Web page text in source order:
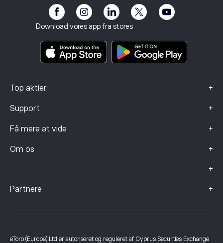
Download vores app fra stores
Top aktier +
Support +
Få mere at vide +
Om os +
Impressum
+
Risikooplysning
Vilkår og betingelser
Nøgleinformationsdokumenter
Data om klager (FCA-kunder)
Partnere +
Investeringsforsikring
eToro (Europe) Ltd er autoriseret og reguleret af Cyprus Securities Exchange